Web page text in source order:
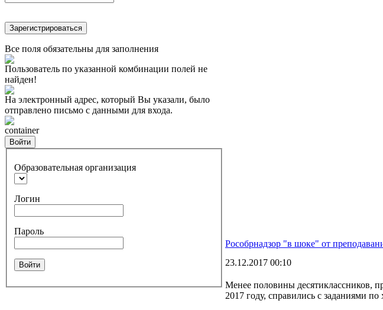
Зарегистрироваться
Все поля обязательны для заполнения
Пользователь по указанной комбинации полей не
найден!
На электронный адрес, который Вы указали, было
отправлено письмо с данными для входа.
container
Войти
Образовательная организация
Логин
Пароль
Войти
Рособрнадзор "в шоке" от
23.12.2017 00:10
Менее половины десятиклассников,
2017 году, справились с заданиями